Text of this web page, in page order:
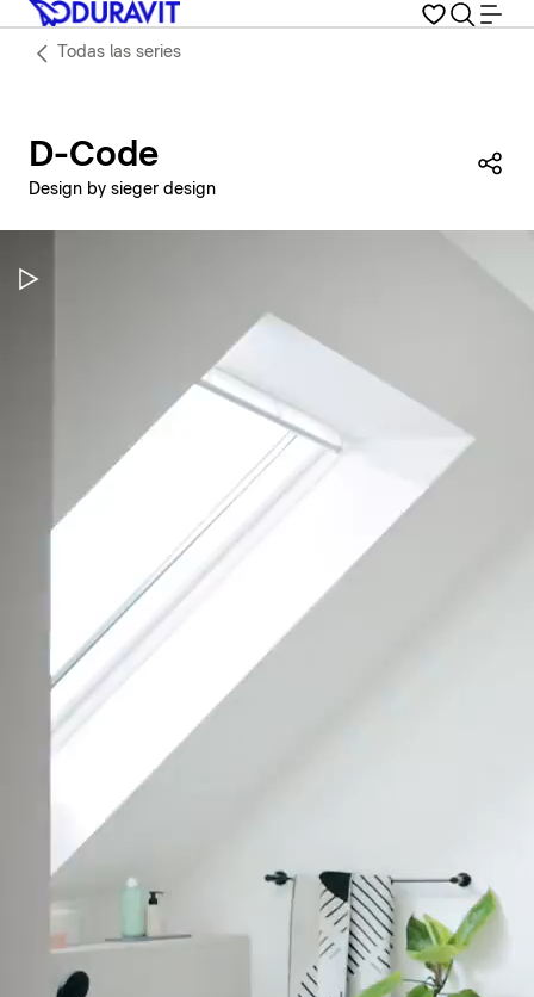
Todas las series
D-Code
Design by sieger design
Pausar vídeo